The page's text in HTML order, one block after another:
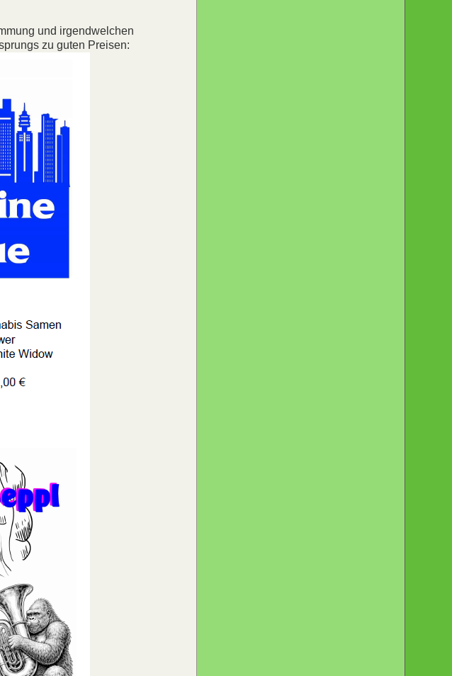
und irgendwelchen
zu guten Preisen: